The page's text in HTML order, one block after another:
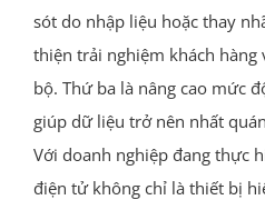
sót do nhập liệu hoặc thay
thiện trải nghiệm khách hàng
bộ. Thứ ba là nâng cao mức
giúp dữ liệu trở nên nhất
Với doanh nghiệp đang thực
điện tử không chỉ là thiết bị